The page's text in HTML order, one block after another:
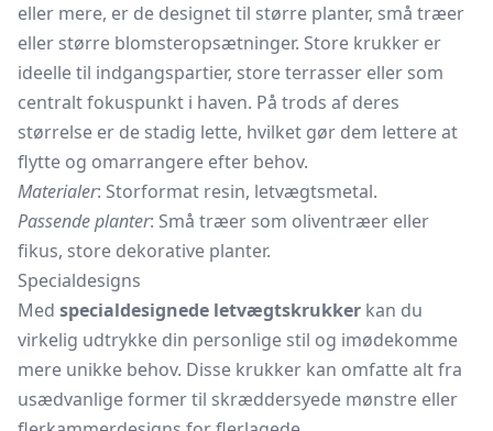
eller mere, er de designet til større planter, små træer
eller større blomsteropsætninger. Store krukker er
ideelle til indgangspartier, store terrasser eller som
centralt fokuspunkt i haven. På trods af deres
størrelse er de stadig lette, hvilket gør dem lettere at
flytte og omarrangere efter behov.
Materialer: Storformat resin, letvægtsmetal.
Passende planter: Små træer som oliventræer eller
fikus, store dekorative planter.
Specialdesigns
Med specialdesignede letvægtskrukker kan du
virkelig udtrykke din personlige stil og imødekomme
mere unikke behov. Disse krukker kan omfatte alt fra
usædvanlige former til skræddersyede mønstre eller